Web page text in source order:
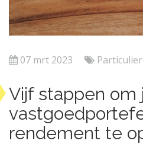
07 mrt 2023
Vijf stappen om
rendement te